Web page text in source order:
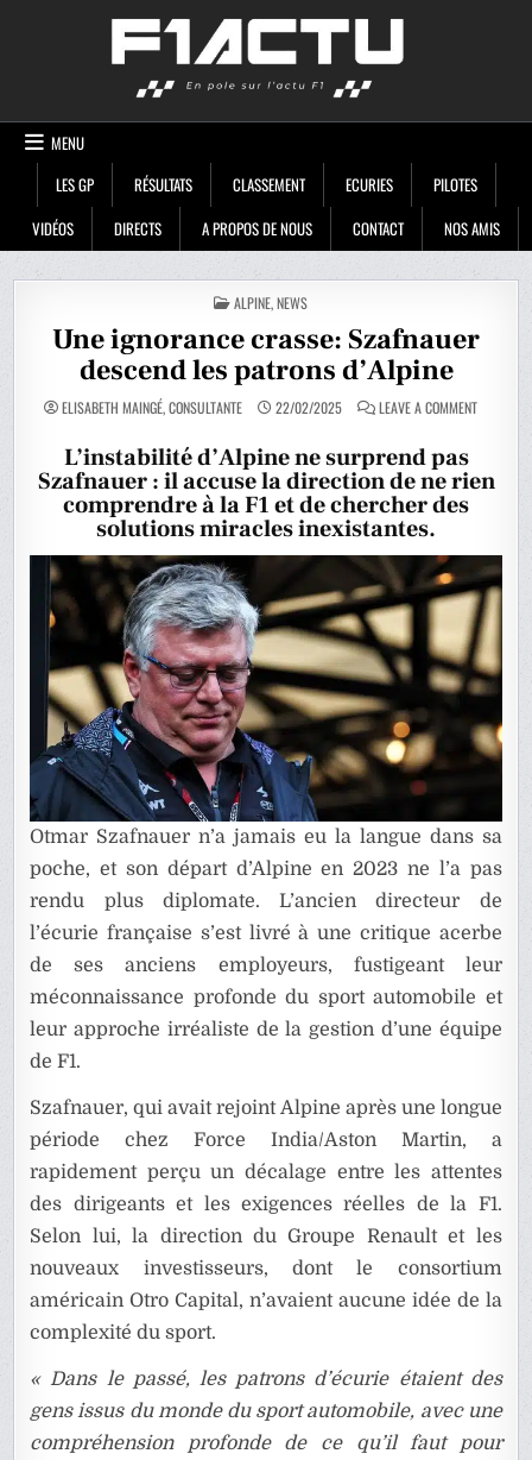
MENU
LES GP
RÉSULTATS CLASSEMENT ECURIES
PILOTES
VIDÉOS
DIRECTS A PROPOS DE NOUS CONTACT NOS AMIS
POSTED
IN
ALPINE,NEWS
Une ignorance crasse: Szafnauer
descend les patrons d’Alpine
ELISABETH MAINGÉ, CONSULTANTE 22/02/2025 LEAVE A COMMENTON
UNE
DESCEND
LES
L’instabilité d’Alpine ne surprend pas
Szafnauer : il accuse la direction de ne rien
comprendre à la F1 et de chercher des
solutions miracles inexistantes.
Otmar Szafnauer n’a jamais eu la langue dans sa
poche, et son départ d’Alpine en 2023 ne l’a pas
rendu plus diplomate. L’ancien directeur de
l’écurie française s’est livré à une critique acerbe
de ses anciens employeurs, fustigeant leur
méconnaissance profonde du sport automobile et
leur approche irréaliste de la gestion d’une équipe
de F1.
Szafnauer, qui avait rejoint Alpine après une longue
période chez Force India/Aston Martin, a
rapidement perçu un décalage entre les attentes
des dirigeants et les exigences réelles de la F1.
Selon lui, la direction du Groupe Renault et les
nouveaux investisseurs, dont le consortium
américain Otro Capital, n’avaient aucune idée de la
complexité du sport.
« Dans le passé, les patrons d’écurie étaient des
gens issus du monde du sport automobile, avec une
compréhension profonde de ce qu’il faut pour